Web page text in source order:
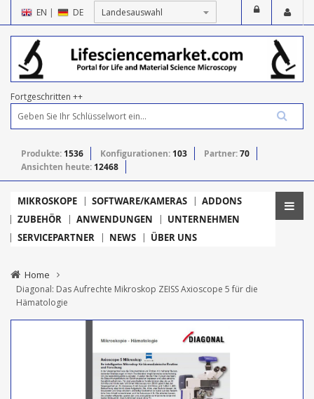
EN | DE
Fortgeschritten ++
Produkte: 1536 Konfigurationen: 103 Partner:70
Ansichten heute: 12468
MIKROSKOPE SOFTWARE/KAMERAS
ADDONS
ZUBEHÖR
ANWENDUNGEN
UNTERNEHMEN
SERVICEPARTNER
NEWS ÜBER UNS
Home
Diagonal: Das Aufrechte Mikroskop ZEISS Axioscope 5 für die
Hämatologie